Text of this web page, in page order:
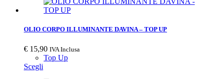
OLIO CORPO ILLUMINANTE DAVINA – TOP UP
€ 15,90 IVA Inclusa
Top Up
Scegli